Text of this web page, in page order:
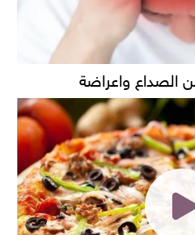
الصداع واعراضة